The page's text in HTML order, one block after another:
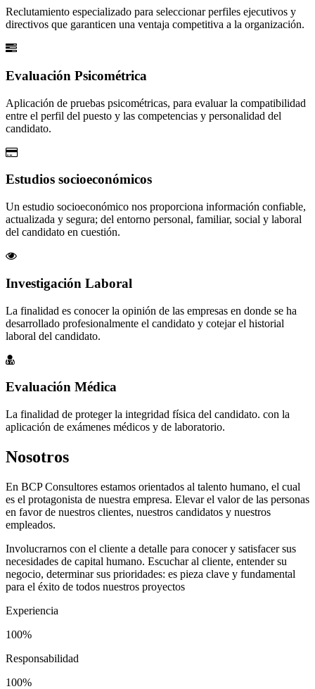
Reclutamiento especializado para seleccionar perfiles ejecutivos y
directivos que garanticen una ventaja competitiva a la organización.
Evaluación Psicométrica
Aplicación de pruebas psicométricas, para evaluar la compatibilidad
entre el perfil del puesto y las competencias y personalidad del
candidato.
Estudios socioeconómicos
Un estudio socioeconómico nos proporciona información confiable,
actualizada y segura; del entorno personal, familiar, social y laboral
del candidato en cuestión.
Investigación Laboral
La finalidad es conocer la opinión de las empresas en donde se ha
desarrollado profesionalmente el candidato y cotejar el historial
laboral del candidato.
Evaluación Médica
La finalidad de proteger la integridad física del candidato. con la
aplicación de exámenes médicos y de laboratorio.
Nosotros
En BCP Consultores estamos orientados al talento humano, el cual
es el protagonista de nuestra empresa. Elevar el valor de las personas
en favor de nuestros clientes, nuestros candidatos y nuestros
empleados.
Involucrarnos con el cliente a detalle para conocer y satisfacer sus
necesidades de capital humano. Escuchar al cliente, entender su
negocio, determinar sus prioridades: es pieza clave y fundamental
para el éxito de todos nuestros proyectos
Experiencia
100%
Responsabilidad
100%